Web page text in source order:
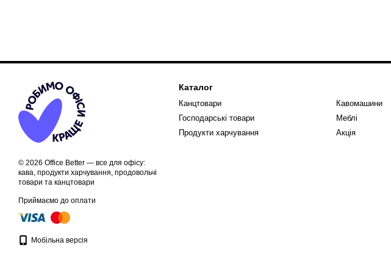
© 2026 Office Better — все для офісу:
кава, продукти харчування, продовольчі
товари та канцтовари
Приймаємо до оплати
Мобільна версія
Каталог
Канцтовари
Господарські товари
Продукти харчування
Кавомашини
Меблі
Акція